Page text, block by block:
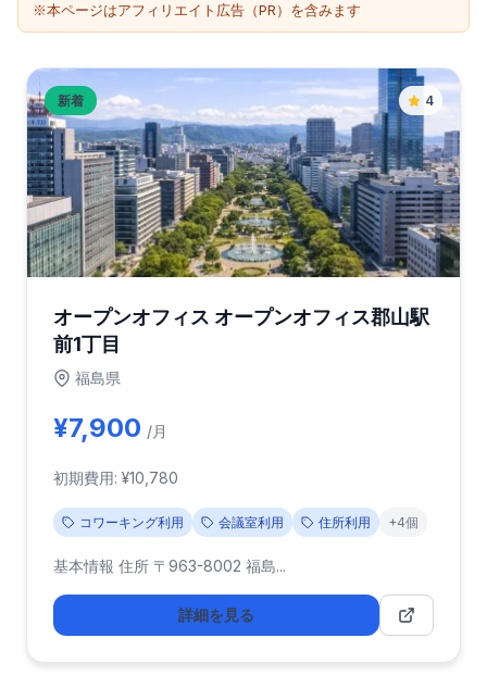
※本ページはアフィリエイト広告（PR）を含みます
新着 4
オープンオフィス オープンオフィス郡山駅
前1丁目
福島県
¥7,900 /月
初期費用: ¥10,780
コワーキング利用 会議室利用 住所利用 +4個
基本情報 住所 〒963-8002 福島...
詳細を見る